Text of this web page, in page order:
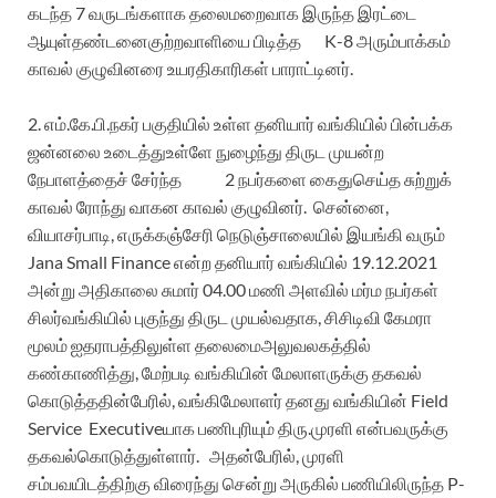
கடந்த 7வருடங்களாகதலைமறைவாக இருந்த இரட்டை
ஆயுள்தண்டனைகுற்றவாளியை பிடித்த K-8அரும்பாக்கம்
காவல் குழுவினரைஉயரதிகாரிகள் பாராட்டினர்
2. எம்.கே.பி.நகர்பகுதியில் உள்ள தனியார்வங்கியில் பின்பக்க
ஜன்னலை உடைத்துஉள்ளே நுழைந்து திருட முயன்ற
நேபாளத்தைச் சேர்ந்த 2நபர்களை கைதுசெய்தசுற்றுக்
காவல் ரோந்து வாகன காவல் குழுவினர் சென்னை
வியாசர்பாடி எருக்கஞ்சேரி நெடுஞ்சாலையில் இயங்கி வரும்
Jana Small Financeஎன்றதனியார்வங்கியில் 19.12.2021
அன்று அதிகாலை சுமார்04.00மணி அளவில் மர்மநபர்கள்
சிலர்வங்கியில் புகுந்து திருட முயல்வதாக சிசிடிவி கேமரா
மூலம்ஐதராபத்திலுள்ள தலைமைஅலுவலகத்தில்
கண்காணித்து மேற்படி வங்கியின் மேலாளருக்கு தகவல்
கொடுத்ததின்பேரில் வங்கிமேலாளர்தனது வங்கியின் Field
Service Executiveயாகபணிபுரியும்திரு.முரளி என்பவருக்கு
தகவல்கொடுத்துள்ளார் அதன்பேரில் முரளி
சம்பவயிடத்திற்கு விரைந்து சென்று அருகில் பணியிலிருந்த P-